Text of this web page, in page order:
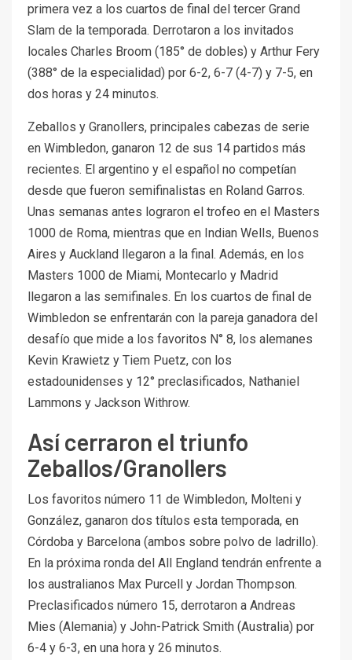
primera vez a los cuartos de final del tercer Grand
Slam de la temporada. Derrotaron a los invitados
locales Charles Broom (185° de dobles) y Arthur Fery
(388° de la especialidad) por 6-2, 6-7 (4-7) y 7-5, en
dos horas y 24 minutos.
Zeballos y Granollers, principales cabezas de serie
en Wimbledon, ganaron 12 de sus 14 partidos más
recientes. El argentino y el español no competían
desde que fueron semifinalistas en Roland Garros.
Unas semanas antes lograron el trofeo en el Masters
1000 de Roma, mientras que en Indian Wells, Buenos
Aires y Auckland llegaron a la final. Además, en los
Masters 1000 de Miami, Montecarlo y Madrid
llegaron a las semifinales. En los cuartos de final de
Wimbledon se enfrentarán con la pareja ganadora del
desafío que mide a los favoritos N° 8, los alemanes
Kevin Krawietz y Tiem Puetz, con los
estadounidenses y 12° preclasificados, Nathaniel
Lammons y Jackson Withrow.
Así cerraron el triunfo
Zeballos/Granollers
Los favoritos número 11 de Wimbledon, Molteni y
González, ganaron dos títulos esta temporada, en
Córdoba y Barcelona (ambos sobre polvo de ladrillo).
En la próxima ronda del All England tendrán enfrente a
los australianos Max Purcell y Jordan Thompson.
Preclasificados número 15, derrotaron a Andreas
Mies (Alemania) y John-Patrick Smith (Australia) por
6-4 y 6-3, en una hora y 26 minutos.